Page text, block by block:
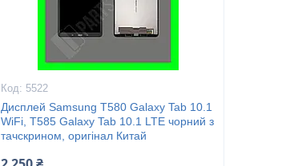
5522
Дисплей Samsung T580 Galaxy Tab 10.1
WiFi, T585 Galaxy Tab 10.1 LTE чорний з
тачскрином, оригінал Китай